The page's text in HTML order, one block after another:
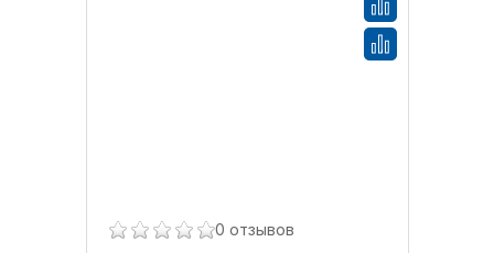
0 отзывов